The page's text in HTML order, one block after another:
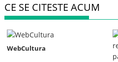
CE SE CITESTE ACUM
WebCultura